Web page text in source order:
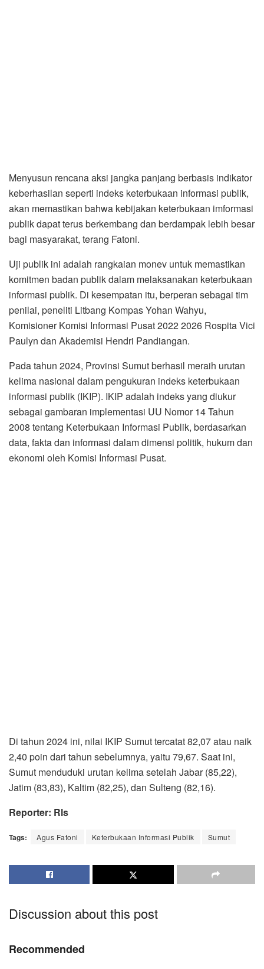
Menyusun rencana aksi jangka panjang berbasis indikator
keberhasilan seperti indeks keterbukaan informasi publik,
akan memastikan bahwa kebijakan keterbukaan imformasi
publik dapat terus berkembang dan berdampak lebih besar
bagi masyarakat, terang Fatoni.
Uji publik ini adalah rangkaian monev untuk memastikan
komitmen badan publik dalam melaksanakan keterbukaan
informasi publik. Di kesempatan itu, berperan sebagai tim
penilai, peneliti Litbang Kompas Yohan Wahyu,
Komisioner Komisi Informasi Pusat 2022 2026 Rospita Vici
Paulyn dan Akademisi Hendri Pandiangan.
Pada tahun 2024, Provinsi Sumut berhasil meraih urutan
kelima nasional dalam pengukuran indeks keterbukaan
informasi publik (IKIP). IKIP adalah indeks yang diukur
sebagai gambaran implementasi UU Nomor 14 Tahun
2008 tentang Keterbukaan Informasi Publik, berdasarkan
data, fakta dan informasi dalam dimensi politik, hukum dan
ekonomi oleh Komisi Informasi Pusat.
Di tahun 2024 ini, nilai IKIP Sumut tercatat 82,07 atau naik
2,40 poin dari tahun sebelumnya, yaitu 79,67. Saat ini,
Sumut menduduki urutan kelima setelah Jabar (85,22),
Jatim (83,83), Kaltim (82,25), dan Sulteng (82,16).
Reporter: Rls
Tags: Agus Fatoni Keterbukaan Informasi Publik Sumut
Discussion about this post
Recommended